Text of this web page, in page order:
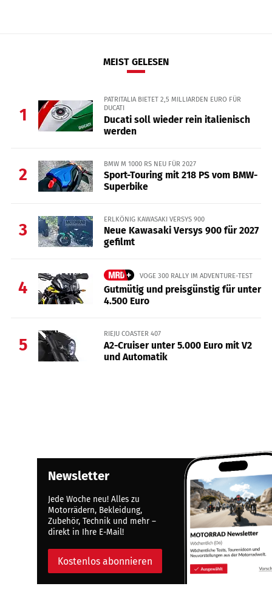
MEIST GELESEN
1
PATRITALIA BIETET 2,5 MILLIARDEN EURO FÜR
DUCATI
Ducati soll wieder rein italienisch
werden
2
BMW M 1000 RS NEU FÜR 2027
Sport-Touring mit 218 PS vom BMW-
Superbike
3
ERLKÖNIG KAWASAKI VERSYS 900
Neue Kawasaki Versys 900 für 2027
gefilmt
4
VOGE 300 RALLY IM ADVENTURE-TEST
Gutmütig und preisgünstig für unter
4.500 Euro
5
RIEJU COASTER 407
A2-Cruiser unter 5.000 Euro mit V2
und Automatik
Newsletter
Jede Woche neu! Alles zu
Motorrädern, Bekleidung,
Zubehör, Technik und mehr –
direkt in Ihre E-Mail!
Kostenlos abonnieren